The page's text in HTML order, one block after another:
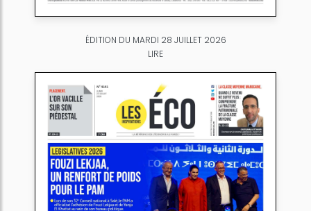
ÉDITION DU MARDI 28 JUILLET 2026
LIRE